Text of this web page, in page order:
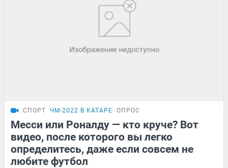
СПОРТ ЧМ-2022 В КАТАРЕ ОПРОС
Месси или Роналду — кто круче? Вот
видео, после которого вы легко
определитесь, даже если совсем не
любите футбол